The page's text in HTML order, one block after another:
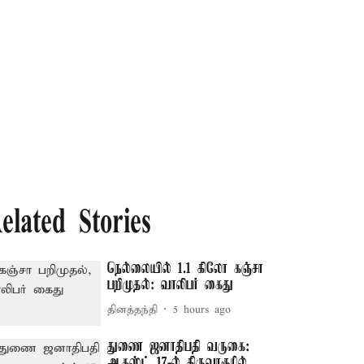
Stories
நெல்லையில் 1.1 கிலோ கஞ்சா
பறிமுதல்: வாலிபர் கைது
தினத்தந்தி 5 hours ago
துணை ஜனாதிபதி வருகை: